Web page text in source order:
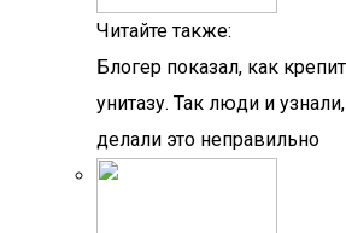
Читайте также:
Блогер показал, как
унитазу. Так люди и
делали это неправильно